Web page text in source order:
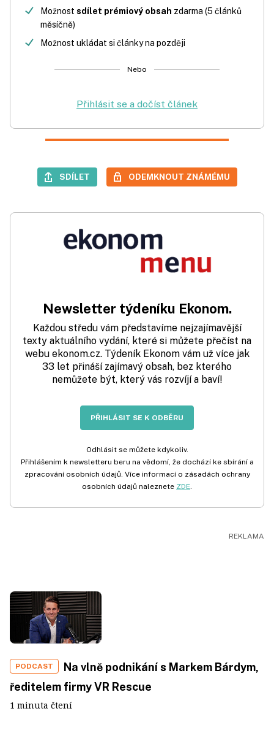
Možnost sdílet prémiový obsah zdarma (5 článků
měsíčně)
Možnost ukládat si články na později
Nebo
Přihlásit se a dočíst článek
SDÍLET ODEMKNOUT ZNÁMÉMU
Newsletter týdeníku Ekonom.
Každou středu vám představíme nejzajímavější
texty aktuálního vydání, které si můžete přečíst na
webu ekonom.cz. Týdeník Ekonom vám už více jak
33 let přináší zajímavý obsah, bez kterého
nemůžete být, který vás rozvíjí a baví!
PŘIHLÁSIT SE K ODBĚRU
Odhlásit se můžete kdykoliv.
Přihlášením k newsletteru beru na vědomí, že dochází ke sbírání a
zpracování osobních údajů. Více informací o zásadách ochrany
osobních údajů naleznete ZDE.
PODCAST
Na vlně podnikání s Markem Bárdym,
ředitelem firmy VR Rescue
1 minuta čtení